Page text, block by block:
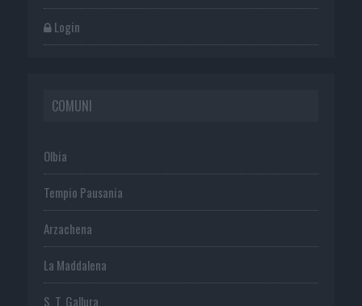
Login
COMUNI
Olbia
Tempio Pausania
Arzachena
La Maddalena
S. T. Gallura